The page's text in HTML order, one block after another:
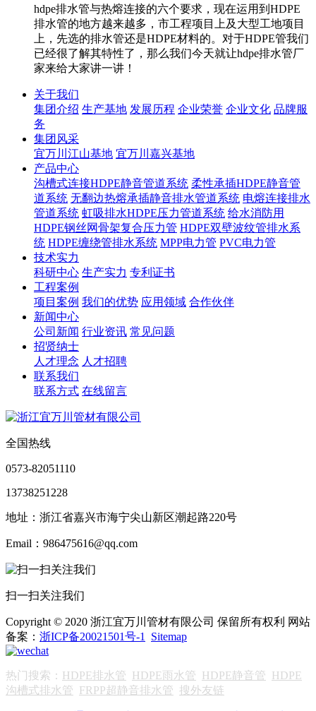
hdpe排水管与热熔连接的六个要求，现在运用到HDPE
排水管的地方越来越多，市工程项目上及大型工地项目
上，先选的排水管还是HDPE材料的。对于HDPE管我们
已经很了解其特性了，那么我们今天就让hdpe排水管厂
家来给大家讲一讲！
关于我们
集团介绍 生产基地 发展历程 企业荣誉 企业文化 品牌服
务
集团风采
宜万川江山基地 宜万川嘉兴基地
产品中心
沟槽式连接HDPE静音管道系统 柔性承插HDPE静音管
道系统 无翻边热熔承插静音排水管道系统 电熔连接排水
管道系统 虹吸排水HDPE压力管道系统 给水消防用
HDPE钢丝网骨架复合压力管 HDPE双壁波纹管排水系
统 HDPE缠绕管排水系统 MPP电力管 PVC电力管
技术实力
科研中心 生产实力 专利证书
工程案例
项目案例 我们的优势 应用领域 合作伙伴
新闻中心
公司新闻 行业资讯 常见问题
招贤纳士
人才理念 人才招聘
联系我们
联系方式 在线留言
全国热线
0573-82051110
13738251228
地址：浙江省嘉兴市海宁尖山新区潮起路220号
Email：986475616@qq.com
扫一扫关注我们
Copyright © 2020 浙江宜万川管材有限公司 保留所有权利 网站
备案： 浙ICP备20021501号-1 Sitemap
热门搜索： HDPE排水管 HDPE雨水管 HDPE静音管 HDPE
沟槽式排水管 FRPP超静音排水管 搜外友链